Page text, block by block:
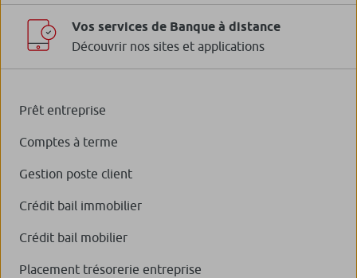
Vos services de Banque à distance
Découvrir nos sites et applications
Prêt entreprise
Comptes à terme
Gestion poste client
Crédit bail immobilier
Crédit bail mobilier
Placement trésorerie entreprise